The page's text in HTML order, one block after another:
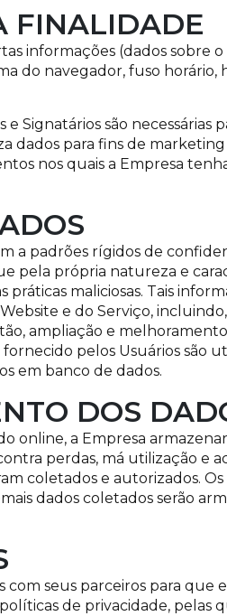
FINALIDADE
informações (dados sobre
do navegador, fuso
Signatários são
dados para fins de
nos quais a Empresa
a padrões rígidos de
própria natureza e
maliciosas. Tais
e do Serviço,
ampliação e
pelos Usuários são
em banco de dados.
DOS
online, a Empresa
perdas, má utilização e
coletados e autorizados.
dados coletados serão
com seus parceiros para
de privacidade, pelas